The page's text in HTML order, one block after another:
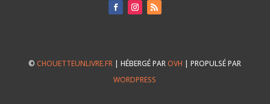
©CHOUETTEUNLIVRE.FR | HÉBERGÉ PAROVH | PROPULSÉ PAR
WORDPRESS